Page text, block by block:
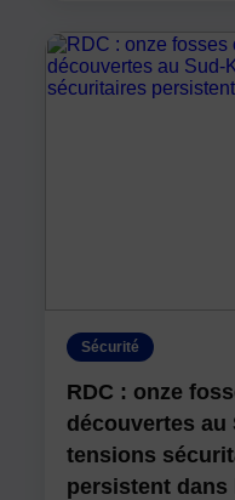
Sécurité
RDC : onze
découvertes au
tensions
persistent dans